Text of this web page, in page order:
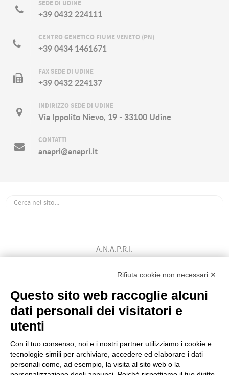
SEDE DI UDINE
+39 0432 224111
CENTRO GENETICO FIUME VENETO (PN)
+39 0434 1461671
FAX SEDE DI UDINE
+39 0432 224137
INDIRIZZO SEDE DI UDINE
Via Ippolito Nievo, 19 - 33100 Udine
CONTATTI
anapri@anapri.it
A.N.A.P.R.I.
Bovini di Razza Pezzata Rossa Italiana
Codice Fiscale: 80009310303
Rifiuta cookie non necessari ✕
Questo sito web raccoglie alcuni
dati personali dei visitatori e
utenti
Con il tuo consenso, noi e i nostri partner utilizziamo i cookie e
tecnologie simili per archiviare, accedere ed elaborare i dati
personali come, ad esempio, la visita al sito web o la